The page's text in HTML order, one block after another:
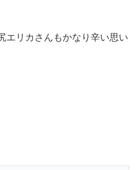
エリカさんもかなり辛い思い